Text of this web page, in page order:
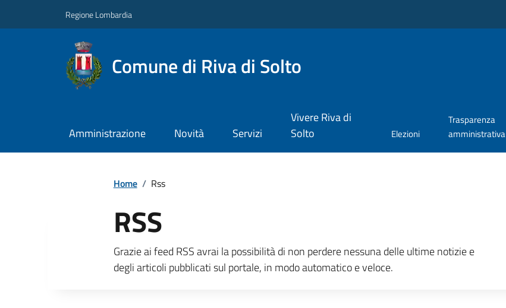
Regione Lombardia
Comune di Riva di Solto
Amministrazione Novità Servizi
Vivere Riva di
Solto
Elezioni
Trasparenza
amministrativa
Home / Rss
RSS
Grazie ai feed RSS avrai la possibilità di non perdere nessuna delle ultime notizie e
degli articoli pubblicati sul portale, in modo automatico e veloce.